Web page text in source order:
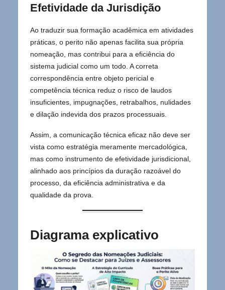
Efetividade da Jurisdição
Ao traduzir sua formação acadêmica em atividades
práticas, o perito não apenas facilita sua própria
nomeação, mas contribui para a eficiência do
sistema judicial como um todo. A correta
correspondência entre objeto pericial e
competência técnica reduz o risco de laudos
insuficientes, impugnações, retrabalhos, nulidades
e dilação indevida dos prazos processuais.
Assim, a comunicação técnica eficaz não deve ser
vista como estratégia meramente mercadológica,
mas como instrumento de efetividade jurisdicional,
alinhado aos princípios da duração razoável do
processo, da eficiência administrativa e da
qualidade da prova.
Diagrama explicativo